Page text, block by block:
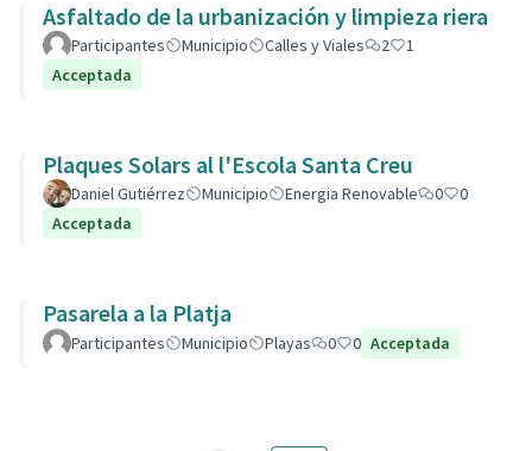
Asfaltado de la urbanización y limpieza riera
Participantes Municipio Calles y Viales 2
1
Acceptada
Plaques Solars al l'Escola Santa Creu
Daniel Gutiérrez Municipio Energia Renovable 0
0
Acceptada
Pasarela a la Platja
Participantes Municipio Playas 0 0 Acceptada